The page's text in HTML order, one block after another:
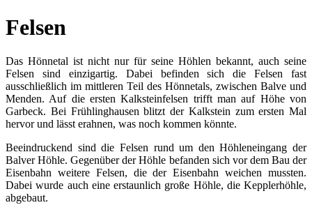
Felsen
Das Hönnetal ist nicht nur für seine Höhlen bekannt, auch seine
Felsen sind einzigartig. Dabei befinden sich die Felsen fast
ausschließlich im mittleren Teil des Hönnetals, zwischen Balve und
Menden. Auf die ersten Kalksteinfelsen trifft man auf Höhe von
Garbeck. Bei Frühlinghausen blitzt der Kalkstein zum ersten Mal
hervor und lässt erahnen, was noch kommen könnte.
Beeindruckend sind die Felsen rund um den Höhleneingang der
Balver Höhle. Gegenüber der Höhle befanden sich vor dem Bau der
Eisenbahn weitere Felsen, die der Eisenbahn weichen mussten.
Dabei wurde auch eine erstaunlich große Höhle, die Kepplerhöhle,
abgebaut.